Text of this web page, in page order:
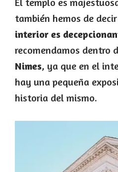
también hemos de
interior es
recomendamos dentro
Nimes, ya que en el
hay una pequeña
historia del mismo.